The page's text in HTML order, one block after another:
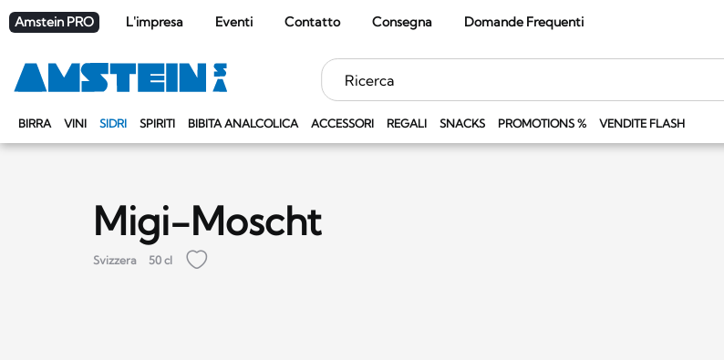
Amstein PRO L'impresa Eventi Contatto Consegna Domande Frequenti
BIRRA VINI SIDRI SPIRITI BIBITA ANALCOLICA ACCESSORI REGALI SNACKS PROMOTIONS % VENDITE FLASH
Parole
chiave
Migi-Moscht
Svizzera 50 cl